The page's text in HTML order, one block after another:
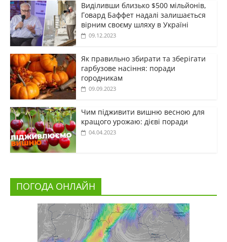
Виділивши близько $500 мільйонів,
Говард Баффет надалі залишається
вірним своєму шляху в Україні
09.12.2023
Як правильно збирати та зберігати
гарбузове насіння: поради
городникам
09.09.2023
Чим підживити вишню весною для
кращого урожаю: дієві поради
04.04.2023
ПОГОДА ОНЛАЙН